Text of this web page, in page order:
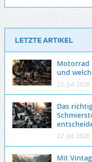
LETZTE ARTIKEL
Motorrad
und
22. Juli 2026
Das
22. Juli 2026
Mit